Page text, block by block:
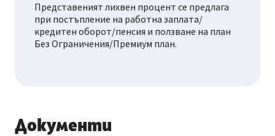
Представеният лихвен процент се предлага
при постъпление на работна заплата/
кредитен оборот/пенсия и ползване на план
Без Ограничения/Премиум план.
Документи